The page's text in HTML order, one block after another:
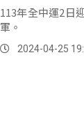
113年全中運2日
軍。
2024-04-25